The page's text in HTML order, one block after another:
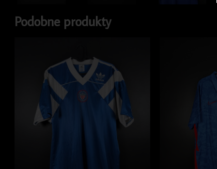
Podobne produkty